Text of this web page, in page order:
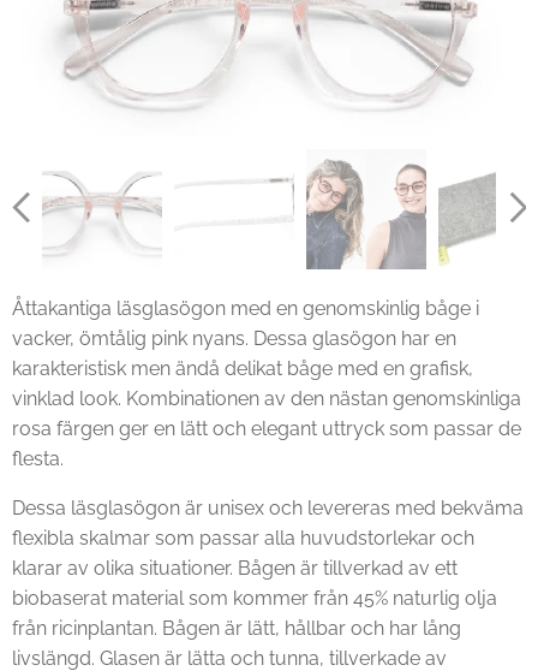
Åttakantiga läsglasögon med en genomskinlig båge i
vacker, ömtålig pink nyans. Dessa glasögon har en
karakteristisk men ändå delikat båge med en grafisk,
vinklad look. Kombinationen av den nästan genomskinliga
rosa färgen ger en lätt och elegant uttryck som passar de
flesta.
Dessa läsglasögon är unisex och levereras med bekväma
flexibla skalmar som passar alla huvudstorlekar och
klarar av olika situationer. Bågen är tillverkad av ett
biobaserat material som kommer från 45% naturlig olja
från ricinplantan. Bågen är lätt, hållbar och har lång
livslängd. Glasen är lätta och tunna, tillverkade av